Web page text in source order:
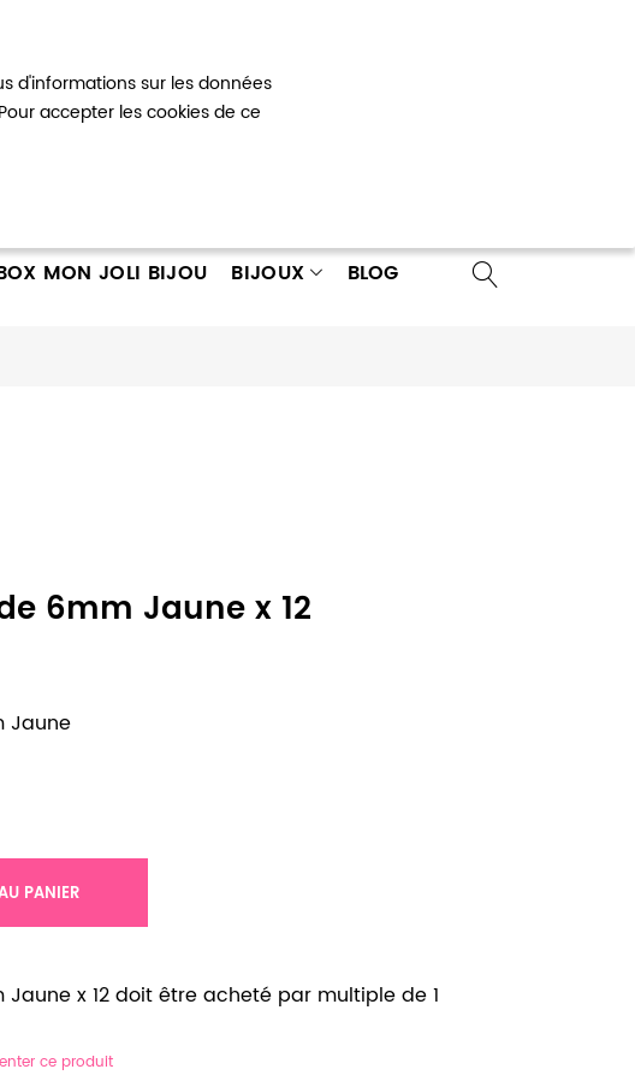
d'informations sur les données
accepter les cookies de ce
Créer un compte
MON JOLI BIJOU BIJOUX BLOG
6mm Jaune x 12
Jaune
PANIER
Jaune x 12 doit être acheté par multiple de 1
ce produit